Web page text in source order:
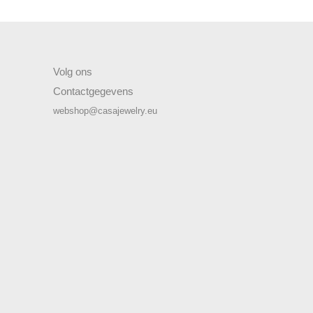
Volg ons
Contactgegevens
webshop@casajewelry.eu